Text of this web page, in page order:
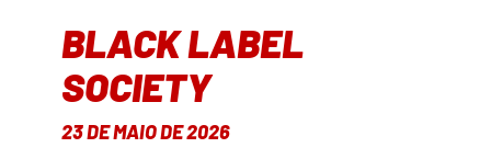
BLACK LABEL
SOCIETY
23 DE MAIO DE 2026